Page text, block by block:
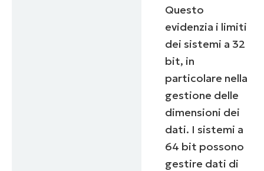
Questo
evidenzia i limiti
dei sistemi a 32
bit, in
particolare nella
gestione delle
dimensioni dei
dati. I sistemi a
64 bit possono
gestire dati di